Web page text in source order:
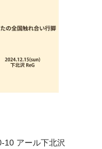
アール下北沢